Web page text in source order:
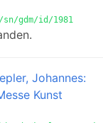
gdm/id/1981
Johannes:
Kunst